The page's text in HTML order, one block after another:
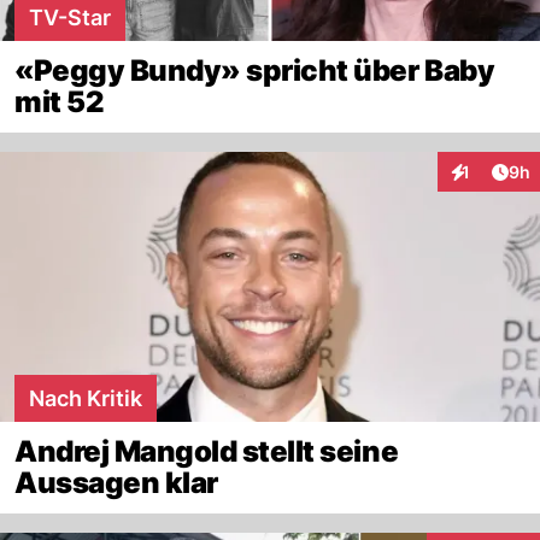
TV-Star
«Peggy Bundy» spricht über Baby
mit 52
1 9h
Nach Kritik
Andrej Mangold stellt seine
Aussagen klar